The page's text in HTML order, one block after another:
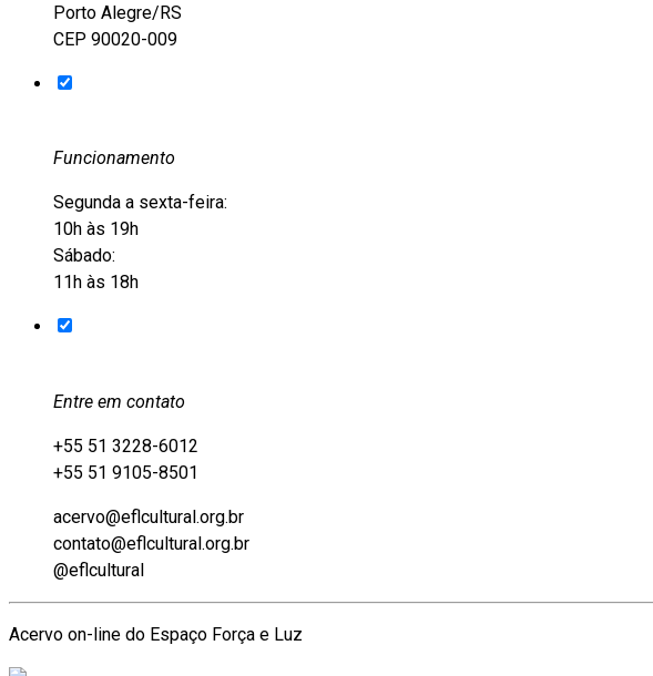
Porto Alegre/RS
CEP 90020-009
Funcionamento
Segunda a sexta-feira:
10h às 19h
Sábado:
11h às 18h
Entre em contato
+55 51 3228-6012
+55 51 9105-8501
acervo@eflcultural.org.br
contato@eflcultural.org.br
@eflcultural
Acervo on-line do Espaço Força e Luz